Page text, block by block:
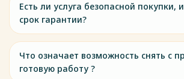
Есть ли услуга безопасной покупки,
срок гарантии?
Что означает возможность снять с
готовую работу ?